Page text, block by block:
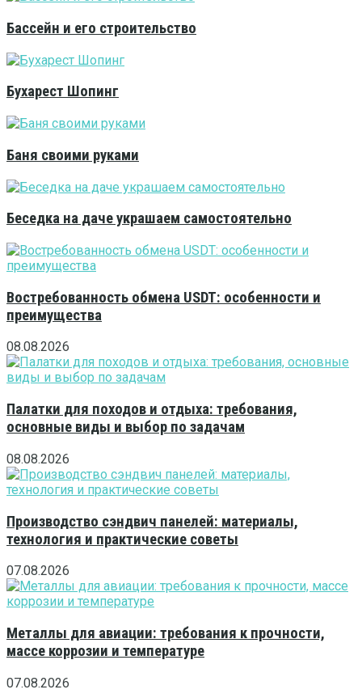
Бассейн и его строительство
Бухарест Шопинг
Баня своими руками
Беседка на даче украшаем самостоятельно
Востребованность обмена USDT: особенности и
преимущества
08.08.2026
Палатки для походов и отдыха: требования,
основные виды и выбор по задачам
08.08.2026
Производство сэндвич панелей: материалы,
технология и практические советы
07.08.2026
Металлы для авиации: требования к прочности,
массе коррозии и температуре
07.08.2026